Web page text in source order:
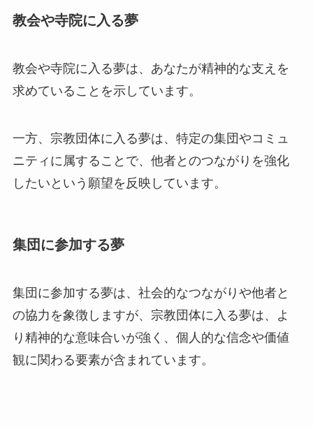
教会や寺院に入る夢
教会や寺院に入る夢は、あなたが精神的な支えを
求めていることを示しています。
一方、宗教団体に入る夢は、特定の集団やコミュ
ニティに属することで、他者とのつながりを強化
したいという願望を反映しています。
集団に参加する夢
集団に参加する夢は、社会的なつながりや他者と
の協力を象徴しますが、宗教団体に入る夢は、よ
り精神的な意味合いが強く、個人的な信念や価値
観に関わる要素が含まれています。